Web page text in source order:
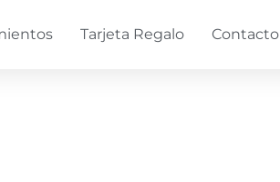
Tarjeta Regalo Contacto